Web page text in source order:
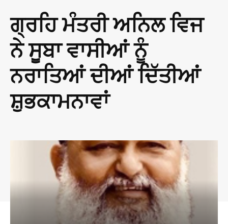
ਗ੍ਰਹਿ ਮੰਤਰੀ ਅਨਿਲ ਵਿਜ
ਨੇ ਸੂਬਾ ਵਾਸੀਆਂ ਨੂੰ
ਨਰਾਤਿਆਂ ਦੀਆਂ ਦਿੱਤੀਆਂ
ਸ਼ੁਭਕਾਮਨਾਵਾਂ